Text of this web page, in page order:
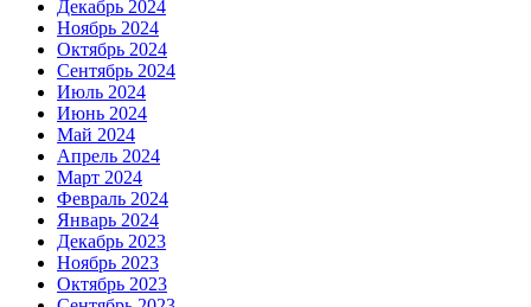
Декабрь 2024
Ноябрь 2024
Октябрь 2024
Сентябрь 2024
Июль 2024
Июнь 2024
Май 2024
Апрель 2024
Март 2024
Февраль 2024
Январь 2024
Декабрь 2023
Ноябрь 2023
Октябрь 2023